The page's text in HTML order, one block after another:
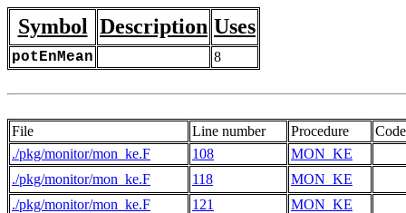
Symbol Description Uses
potEnMean 8
File Line number Procedure
Code
./pkg/monitor/mon_ke.F
108
MON_KE
./pkg/monitor/mon_ke.F
118
MON_KE
./pkg/monitor/mon_ke.F
121
MON_KE